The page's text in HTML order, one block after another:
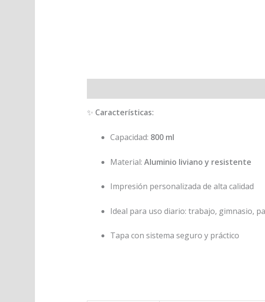
✨ Características:
Capacidad: 800 ml
Material: Aluminio liviano y resistente
Impresión personalizada de alta calidad
Ideal para uso diario: trabajo, gimnasio,
Tapa con sistema seguro y práctico